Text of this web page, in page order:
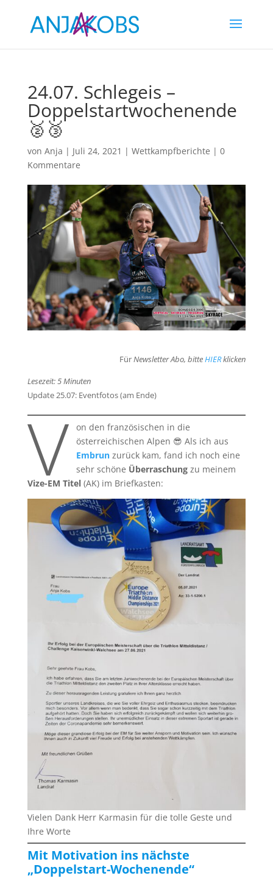
24.07. Schlegeis –
Doppelstartwochenende
🥈🥉
von Anja | Juli 24, 2021 | Wettkampfberichte | 0
Kommentare
FürNewsletter Abo, bitteHIERklicken
Lesezeit: 5 Minuten
Update 25.07: Eventfotos (am Ende)
V
on den französischen in die
österreichischen Alpen 😎 Als ich aus
Embrun zurück kam, fand ich noch eine
sehr schöne Überraschungzu meinem
Vize-EM Titel(AK) im Briefkasten:
Vielen Dank Herr Karmasin für die tolle Geste und
Ihre Worte
Mit Motivation ins nächste
„Doppelstart-Wochenende“